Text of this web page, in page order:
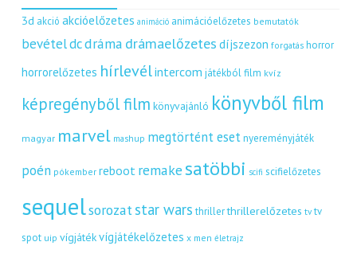
3d akció akcióelőzetes animáció animációelőzetes bemutatók
bevételdcdráma drámaelőzetes díjszezon forgatás horror
horrorelőzetes hírlevélintercom játékból film kvíz
képregényből film könyvajánló könyvből film
magyar marvel mashup megtörtént eset nyereményjáték
poén pókember reboot remakesatöbbi scifi scifielőzetes
sequelsorozatstar wars thriller thrillerelőzetes tv tv
spot uip vígjátékvígjátékelőzetes x men életrajz